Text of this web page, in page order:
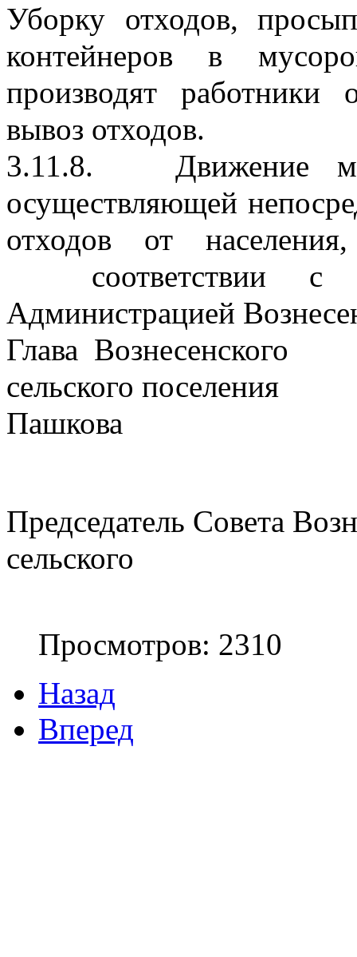
Уборку отходов,
контейнеров в
производят работники
вывоз отходов.
3.11.8.   Движение
осуществляющей
отходов от
соответствии с
Администрацией
Глава  Вознесенского
сельского поселения
Пашкова
Председатель Совета
Просмотров: 2310
Назад
Вперед